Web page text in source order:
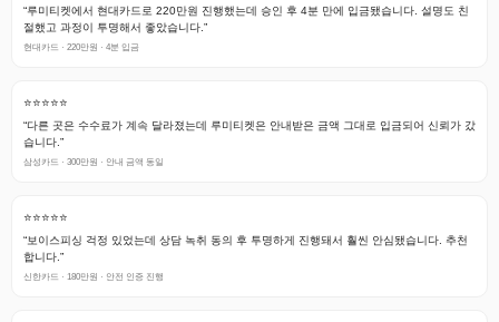
“루미티켓에서 현대카드로 220만원 진행했는데 승인 후 4분 만에 입금됐습니다. 설명도 친
절했고 과정이 투명해서 좋았습니다.”
현대카드 · 220만원 · 4분 입금
⭐⭐⭐⭐⭐
“다른 곳은 수수료가 계속 달라졌는데 루미티켓은 안내받은 금액 그대로 입금되어 신뢰가 갔
습니다.”
삼성카드 · 300만원 · 안내 금액 동일
⭐⭐⭐⭐⭐
“보이스피싱 걱정 있었는데 상담 녹취 동의 후 투명하게 진행돼서 훨씬 안심됐습니다. 추천
합니다.”
신한카드 · 180만원 · 안전 인증 진행